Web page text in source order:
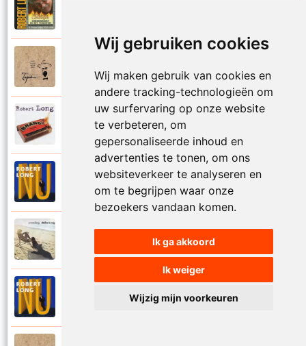
Wij gebruiken cookies
Wij maken gebruik van cookies en
andere tracking-technologieën om
uw surfervaring op onze website
te verbeteren, om
gepersonaliseerde inhoud en
advertenties te tonen, om ons
websiteverkeer te analyseren en
om te begrijpen waar onze
bezoekers vandaan komen.
Ik ga akkoord
Ik weiger
Wijzig mijn voorkeuren
Schrappen
Robert Long
Seizoenen
Robert Long
Settela
Robert Long